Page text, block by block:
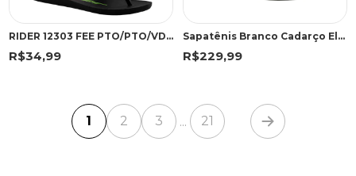
RIDER 12303 FEE PTO/PTO/VDE 43 PKV 12303 PRETO/PRETO/VERDE
R$34,99
Sapatênis Branco Cadarço Elástico | Pegada
R$229,99
1 2 3 ... 21